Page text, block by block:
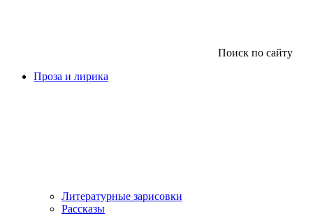
Поиск по сайту
Проза и лирика
Литературные зарисовки
Рассказы